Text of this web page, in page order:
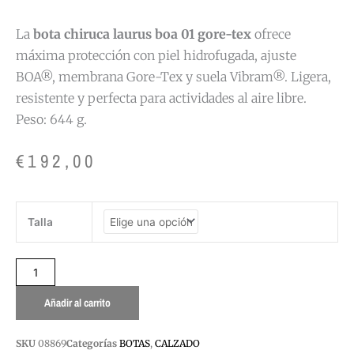
La bota chiruca laurus boa 01 gore-tex ofrece
máxima protección con piel hidrofugada, ajuste
BOA®, membrana Gore-Tex y suela Vibram®. Ligera,
resistente y perfecta para actividades al aire libre.
Peso: 644 g.
€192,00
Talla
CHIRUCA
LAURUS
BOA
GORE-Añadir al carrito
SKU 08869Categorías BOTAS, CALZADO